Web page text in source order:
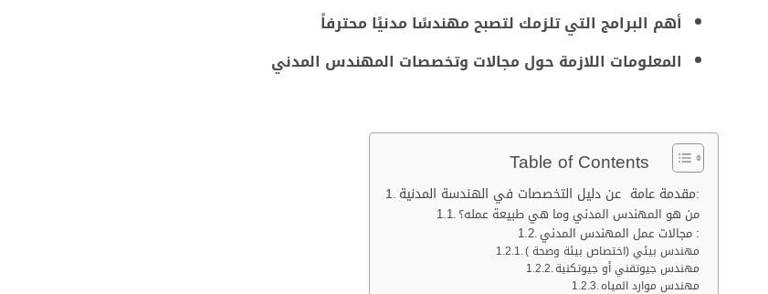
أهم البرامج التي تلزمك لتصبح مهندسًا مدنيًا محترفاً
المعلومات اللازمة حول مجالات وتخصصات المهندس المدني
Table of Contents
مقدمة عامة عن دليل التخصصات في الهندسة المدنية:
من هو المهندس المدني وما هي طبيعة عمله؟
مجالات عمل المهندس المدني :
مهندس بيئي (اختصاص بيئة وصحة )
مهندس جيوتقني أو جيوتكنية
مهندس موارد المياه